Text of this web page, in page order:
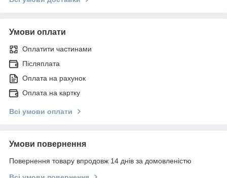
Умови оплати
Оплатити частинами
Післяплата
Оплата на рахунок
Оплата на картку
Всі умови оплати
Умови повернення
Повернення товару впродовж 14 днів за домовленістю